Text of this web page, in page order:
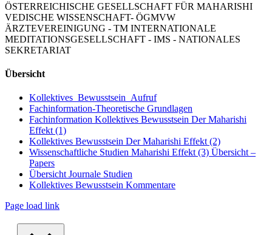
ÖSTERREICHISCHE GESELLSCHAFT FÜR MAHARISHI
VEDISCHE WISSENSCHAFT- ÖGMVW
ÄRZTEVEREINIGUNG - TM INTERNATIONALE
MEDITATIONSGESELLSCHAFT - IMS - NATIONALES
SEKRETARIAT
Toggle
Area
Übersicht
Kollektives_Bewusstsein_Aufruf
Fachinformation-Theoretische Grundlagen
Fachinformation Kollektives Bewusstsein Der Maharishi
Effekt (1)
Kollektives Bewusstsein Der Maharishi Effekt (2)
Wissenschaftliche Studien Maharishi Effekt (3) Übersicht –
Papers
Übersicht Journale Studien
Kollektives Bewusstsein Kommentare
Page load link